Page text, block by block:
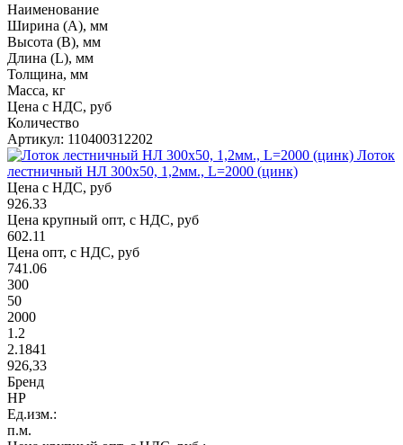
Наименование
Ширина (А), мм
Высота (В), мм
Длина (L), мм
Толщина, мм
Масса, кг
Цена с НДС, руб
Количество
Артикул: 110400312202
Лоток
лестничный НЛ 300х50, 1,2мм., L=2000 (цинк)
Цена с НДС, руб
926.33
Цена крупный опт, с НДС, руб
602.11
Цена опт, с НДС, руб
741.06
300
50
2000
1.2
2.1841
926,33
Бренд
НР
Ед.изм.:
п.м.